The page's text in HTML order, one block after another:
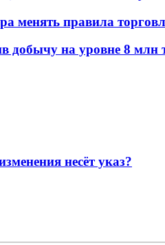
менять правила
добычу на уровне 8 млн
несёт указ?